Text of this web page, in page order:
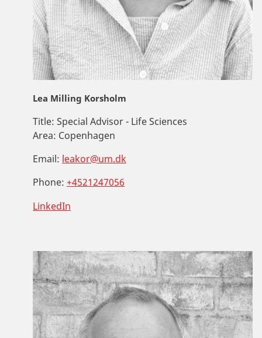
Lea Milling Korsholm
Title: Special Advisor - Life Sciences
Area: Copenhagen
Email: leakor@um.dk
Phone: +4521247056
LinkedIn